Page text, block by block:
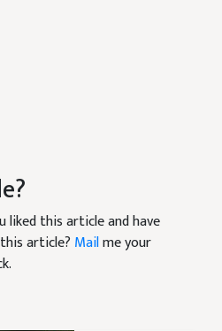
liked this article and have
article? Mailme your